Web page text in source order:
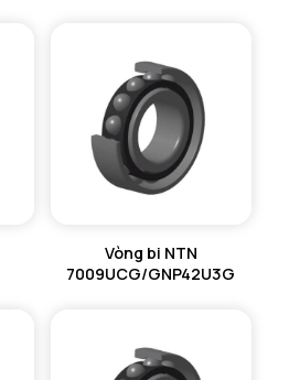
Vòng bi NTN
7009UCG/GNP42U3G